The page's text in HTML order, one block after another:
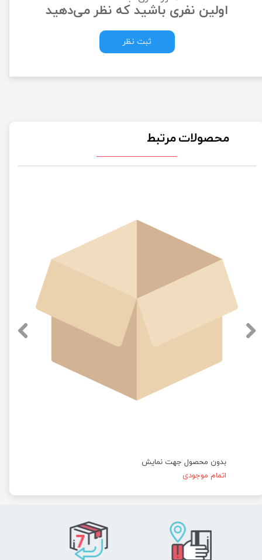
اولین نفری باشید که نظر می‌دهید
ثبت نظر
محصولات مرتبط
بدون محصول جهت نمایش
اتمام موجودی